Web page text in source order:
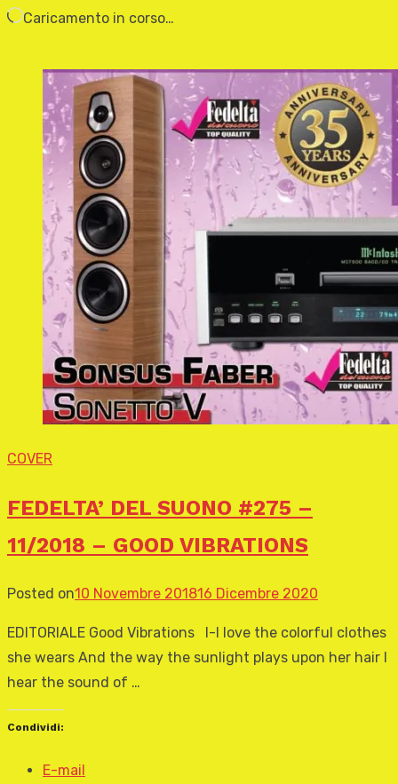
Caricamento in corso…
COVER
FEDELTA’ DEL SUONO #275 –
11/2018 – GOOD VIBRATIONS
Posted on10 Novembre 201816 Dicembre 2020
EDITORIALE Good Vibrations I-I love the colorful clothes
she wears And the way the sunlight plays upon her hair I
hear the sound of …
Condividi:
E-mail